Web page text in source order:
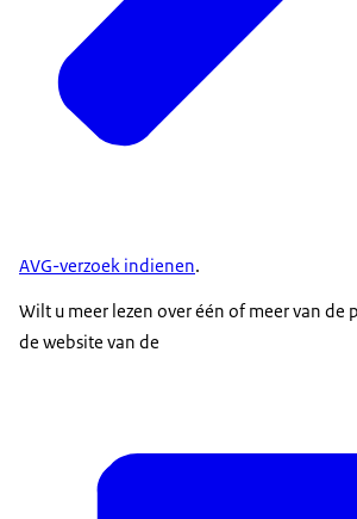
AVG-verzoek indienen.
Wilt u meer lezen over één of meer van de
de website van de